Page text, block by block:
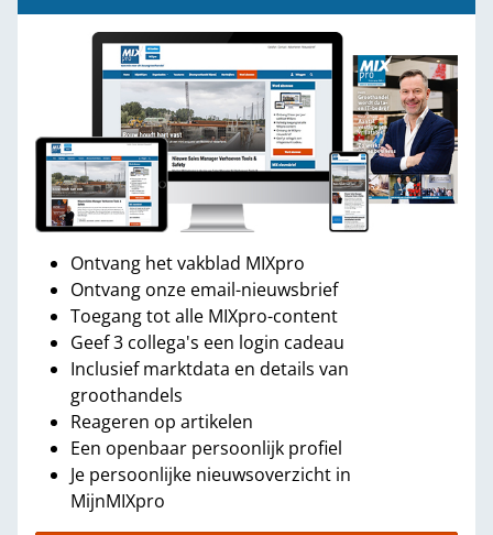
Ontvang het vakblad MIXpro
Ontvang onze email-nieuwsbrief
Toegang tot alle MIXpro-content
Geef 3 collega's een login cadeau
Inclusief marktdata en details van
groothandels
Reageren op artikelen
Een openbaar persoonlijk profiel
Je persoonlijke nieuwsoverzicht in
MijnMIXpro